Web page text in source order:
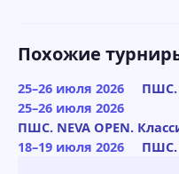
Похожие
25–26 июля 2026
ПШС.
25–26 июля 2026
ПШС. NEVA OPEN.
18–19 июля 2026
ПШС.